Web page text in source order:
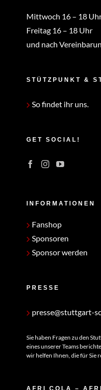
Mittwoch 16 – 18
Freitag 16 – 18 Uhr
und nach
STÜTZPUNKT &
So findet ihr uns.
GET SOCIAL!
INFORMATIONEN
Fanshop
Sponsoren
Sponsor werden
PRESSE
presse@stuttgart-
Sie haben Fragen zu den
eines unserer Teams
wir helfen Ihnen, die für Sie
AFRI COLA –